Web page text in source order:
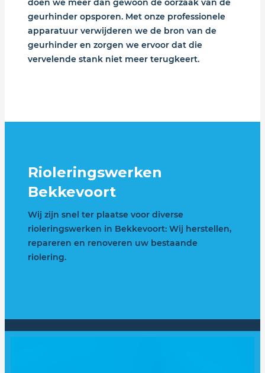
doen we meer dan gewoon de oorzaak van de
geurhinder opsporen. Met onze professionele
apparatuur verwijderen we de bron van de
geurhinder en zorgen we ervoor dat die
vervelende stank niet meer terugkeert.
Rioleringswerken
Bekkevoort
Wij zijn snel ter plaatse voor diverse
rioleringswerken in Bekkevoort: Wij herstellen,
repareren en renoveren uw bestaande
riolering.